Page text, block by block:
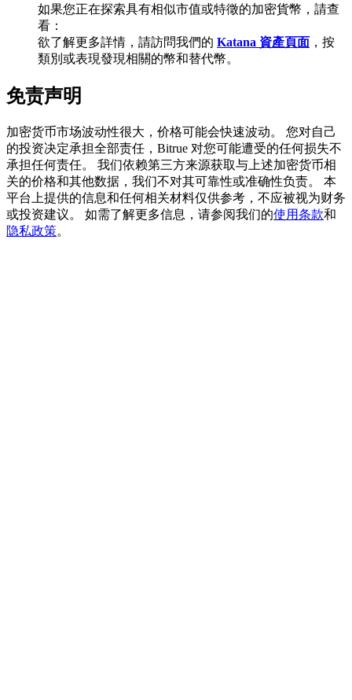
BTC 專享獎勵
充值並交易BTC瓜分 25,000 USDT 獎池！
充值CASHCAT & 赢取
瓜分 500000 CASHCAT 獎池
BitMart 用戶遷移專享
註冊&交易贏 500,000 USDT
如果您正在探索具有相似市值或特徵的加密貨幣，請查
看：
欲了解更多詳情，請訪問我們的 Katana 資產頁面 ，按
類別或表現發現相關的幣和替代幣。
免责声明
加密货币市场波动性很大，价格可能会快速波动。 您对自己
的投资决定承担全部责任，Bitrue 对您可能遭受的任何损失不
承担任何责任。 我们依赖第三方来源获取与上述加密货币相
关的价格和其他数据，我们不对其可靠性或准确性负责。 本
平台上提供的信息和任何相关材料仅供参考，不应被视为财务
或投资建议。 如需了解更多信息，请参阅我们的使用条款和
隐私政策。